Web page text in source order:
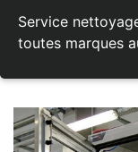
Service
toutes marques